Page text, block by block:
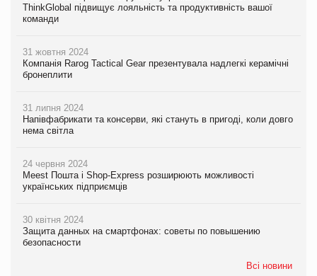
ThinkGlobal підвищує лояльність та продуктивність вашої
команди
31 жовтня 2024
Компанія Rarog Tactical Gear презентувала надлегкі керамічні
бронеплити
31 липня 2024
Напівфабрикати та консерви, які стануть в пригоді, коли довго
нема світла
24 червня 2024
Meest Пошта і Shop-Express розширюють можливості
українських підприємців
30 квітня 2024
Защита данных на смартфонах: советы по повышению
безопасности
Всі новини